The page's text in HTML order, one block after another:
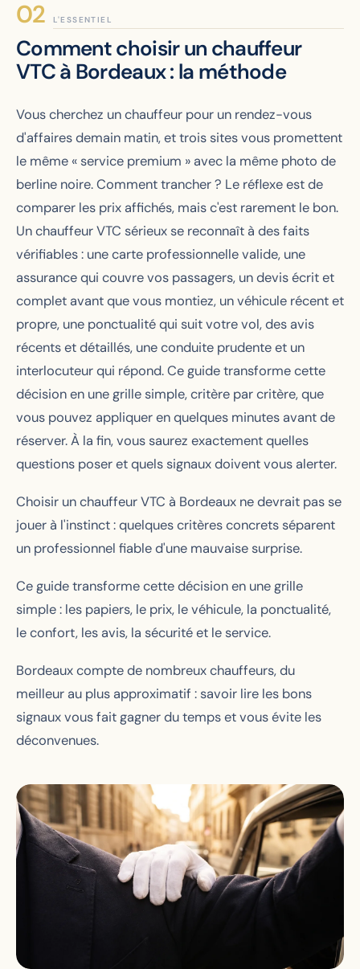
L'ESSENTIEL
Comment choisir un chauffeur
VTC à Bordeaux : la méthode
Vous cherchez un chauffeur pour un rendez-vous
d'affaires demain matin, et trois sites vous promettent
le même « service premium » avec la même photo de
berline noire. Comment trancher ? Le réflexe est de
comparer les prix affichés, mais c'est rarement le bon.
Un chauffeur VTC sérieux se reconnaît à des faits
vérifiables : une carte professionnelle valide, une
assurance qui couvre vos passagers, un devis écrit et
complet avant que vous montiez, un véhicule récent et
propre, une ponctualité qui suit votre vol, des avis
récents et détaillés, une conduite prudente et un
interlocuteur qui répond. Ce guide transforme cette
décision en une grille simple, critère par critère, que
vous pouvez appliquer en quelques minutes avant de
réserver. À la fin, vous saurez exactement quelles
questions poser et quels signaux doivent vous alerter.
Choisir un chauffeur VTC à Bordeaux ne devrait pas se
jouer à l'instinct : quelques critères concrets séparent
un professionnel fiable d'une mauvaise surprise.
Ce guide transforme cette décision en une grille
simple : les papiers, le prix, le véhicule, la ponctualité,
le confort, les avis, la sécurité et le service.
Bordeaux compte de nombreux chauffeurs, du
meilleur au plus approximatif : savoir lire les bons
signaux vous fait gagner du temps et vous évite les
déconvenues.